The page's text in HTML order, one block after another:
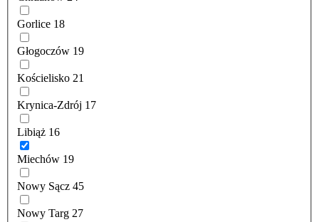
Gorlice 18
Głogoczów 19
Kościelisko 21
Krynica-Zdrój 17
Libiąż 16
Miechów 19
Nowy Sącz 45
Nowy Targ 27